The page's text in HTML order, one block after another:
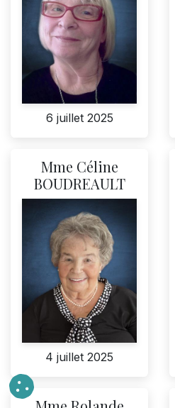
6 juillet 2025
Mme Céline
BOUDREAULT
4 juillet 2025